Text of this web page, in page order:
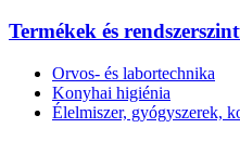
Termékek és
Orvos- és labortechnika
Konyhai higiénia
Élelmiszer, gyógyszerek,